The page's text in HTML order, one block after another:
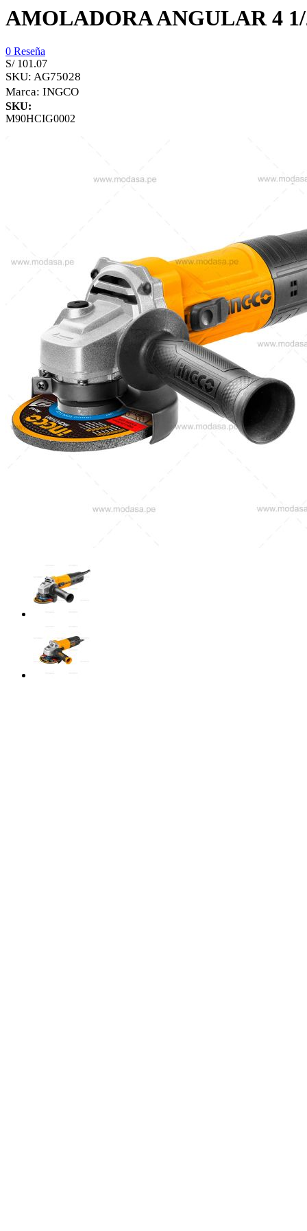
AMOLADORA ANGULAR 4
0 Reseña
S/ 101.07
SKU: AG75028
Marca: INGCO
SKU:
M90HCIG0002